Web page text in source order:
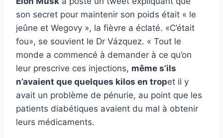
son secret pour maintenir son poids était « le
jeûne et Wegovy », la fièvre a éclaté. «C’était
fou», se souvient le Dr Vázquez. « Tout le
monde a commencé à demander à ce qu’on
leur prescrive ces injections, même s’ils
n’avaient que quelques kilos en tropet il y
avait un problème de pénurie, au point que les
patients diabétiques avaient du mal à obtenir
leurs médicaments.